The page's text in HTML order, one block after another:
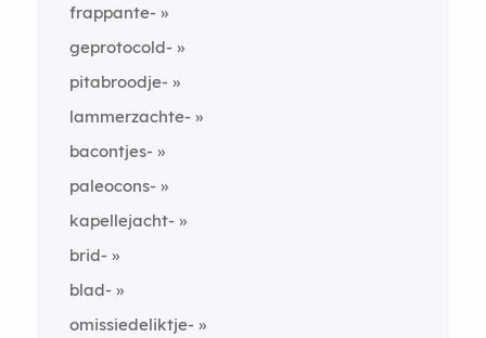
frappante-
geprotocold-
pitabroodje-
lammerzachte-
bacontjes-
paleocons-
kapellejacht-
brid-
blad-
omissiedeliktje-